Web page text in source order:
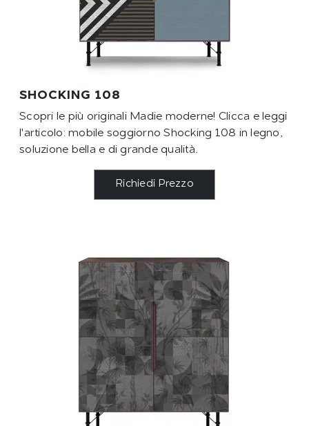
SHOCKING 108
Scopri le più originali Madie moderne! Clicca e leggi
l'articolo: mobile soggiorno Shocking 108 in legno,
soluzione bella e di grande qualità.
Richiedi Prezzo